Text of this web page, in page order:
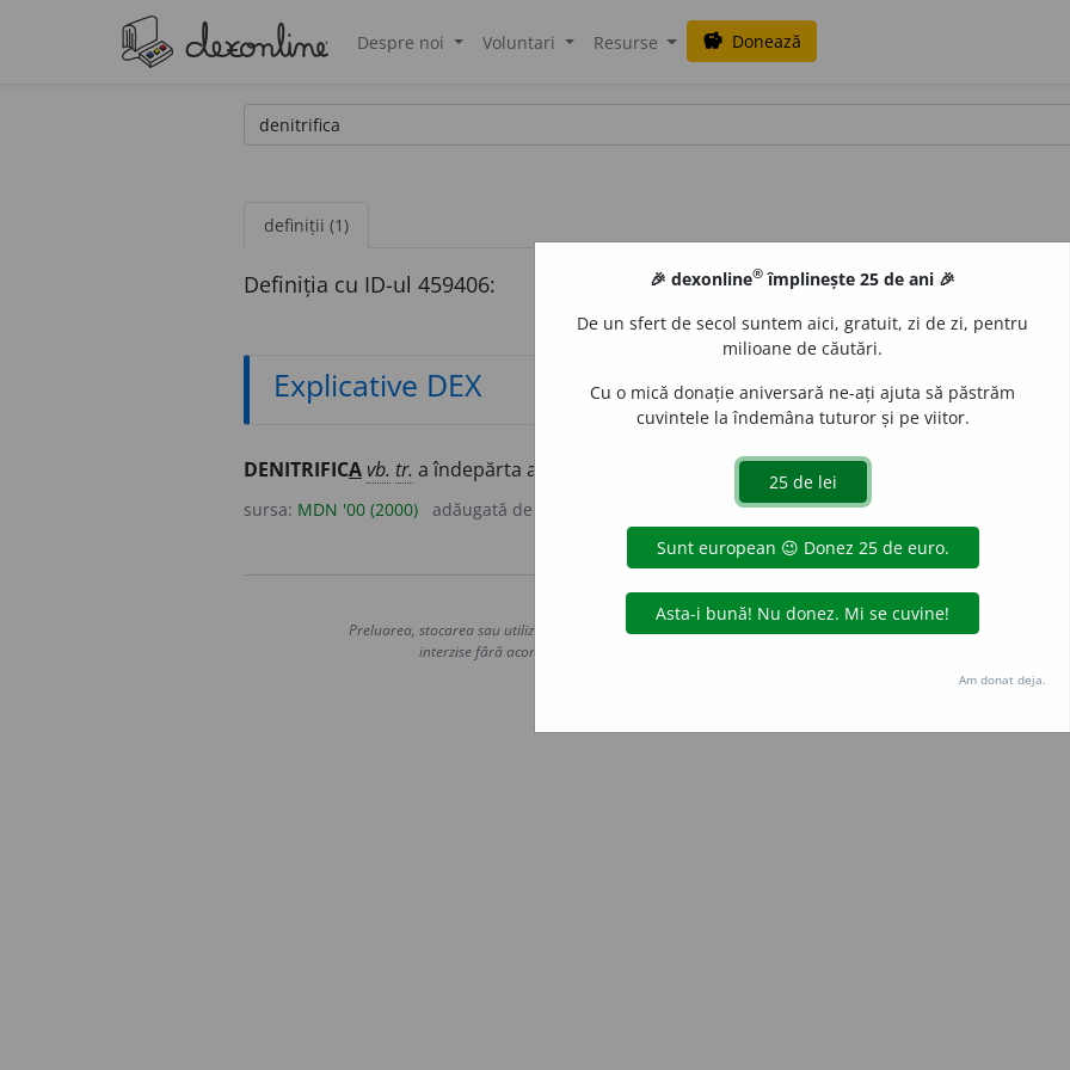
Despre noi Voluntari Resurse savings Donează
definiții (1)
Definiția cu ID-ul 459406:
Explicative DEX
DENITRIFICAvb. tr. a îndepărta azotul dintr-o substanță, din sol; a denitra. (după
sursa: MDN '00 (2000) adăugată de
Copyright © 2004-2026 dexonline (https://dexonline.ro)
Preluarea, stocarea sau utilizarea datelor de pe acest site, inclusiv prin orice metode de extragere automată
interzise fără acordul nostru prealabil scris, cu excepția seturilor de date oferite oficial spre utilizare
Hosterion
🎉 dexonline® împlinește 25 de ani 🎉
De un sfert de secol suntem aici, gratuit, zi de zi, pentru
milioane de căutări.
Cu o mică donație aniversară ne-ați ajuta să păstrăm
cuvintele la îndemâna tuturor și pe viitor.
Am donat deja.